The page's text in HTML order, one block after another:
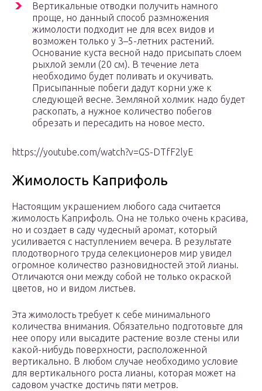
Вертикальные отводки получить намного
проще, но данный способ размножения
жимолости подходит не для всех видов и
возможен только у 3–5-летних растений.
Основание куста весной надо присыпать слоем
рыхлой земли (20 см). В течение лета
необходимо будет поливать и окучивать.
Присыпанные побеги дадут корни уже к
следующей весне. Земляной холмик надо будет
раскопать, а нужное количество побегов
обрезать и пересадить на новое место.
https://youtube.com/watch?v=GS-DTfF2lyE
Жимолость Каприфоль
Настоящим украшением любого сада считается
жимолость Каприфоль. Она не только очень красива,
но и создает в саду чудесный аромат, который
усиливается с наступлением вечера. В результате
плодотворного труда селекционеров мир увидел
огромное количество разновидностей этой лианы.
Отличаются они между собой не только окраской
цветов, но и видом листьев.
Эта жимолость требует к себе минимального
количества внимания. Обязательно подготовьте для
нее опору или высадите растение возле стены или
какой-нибудь поверхности, расположенной
вертикально. В любом случае необходимо условие
для вертикального роста лианы, которая может на
садовом участке достичь пяти метров.